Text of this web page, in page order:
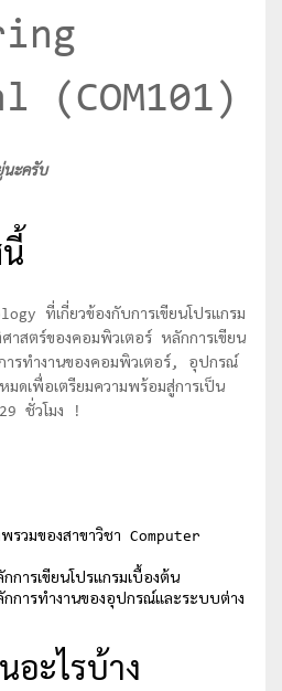
(COM101)
ะครับ
ที่เกี่ยวข้องกับการเขียนโปรแกรม
าสตร์ของคอมพิวเตอร์ หลักการเขียน
ารทำงานของคอมพิวเตอร์, อุปกรณ์
ดเพื่อเตรียมความพร้อมสู่การเป็น
ชั่วโมง !
พรวมของสาขาวิชา Computer
กการเขียนโปรแกรมเบื้องต้น
กการทำงานของอุปกรณ์และระบบต่าง
อะไรบ้าง